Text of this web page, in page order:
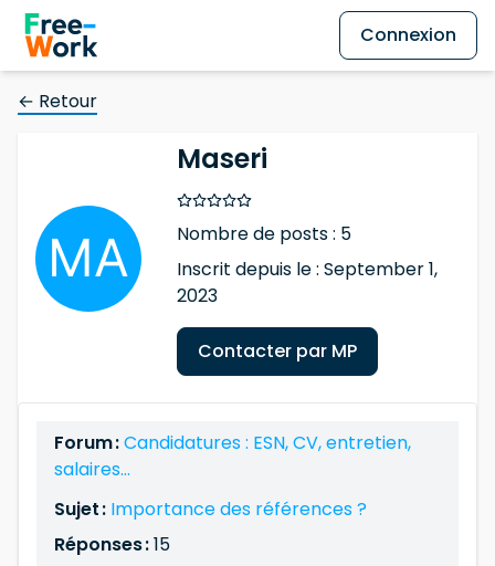
Connexion
← Retour
Maseri
Nombre de posts : 5
Inscrit depuis le : September 1,
2023
Contacter par MP
Forum :Candidatures : ESN, CV, entretien,
salaires…
Sujet : Importance des références ?
Réponses :15